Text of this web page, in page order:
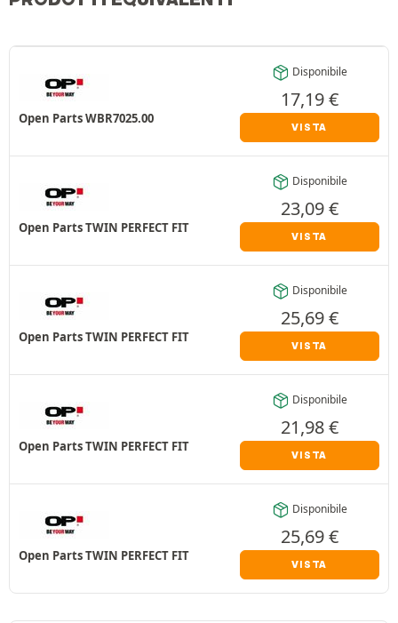
Open Parts WBR7025.00
Disponibile
17,19€
VISTA
Open Parts TWIN PERFECT FIT
Disponibile
23,09€
VISTA
Open Parts TWIN PERFECT FIT
Disponibile
25,69€
VISTA
Open Parts TWIN PERFECT FIT
Disponibile
21,98€
VISTA
Open Parts TWIN PERFECT FIT
Disponibile
25,69€
VISTA